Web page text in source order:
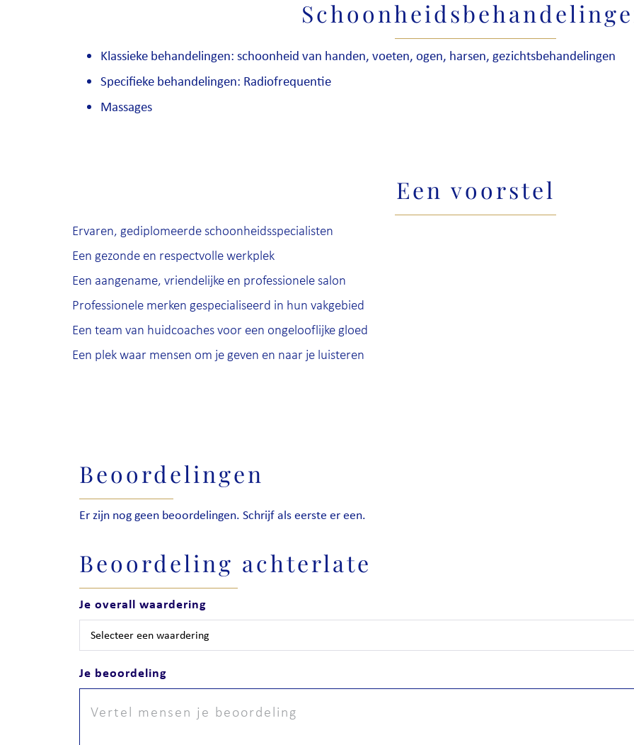
Klassieke behandelingen: schoonheid van handen, voeten, ogen, harsen, gezichtsbehandelingen
Specifieke behandelingen: Radiofrequentie
Massages
Een voorstel
Ervaren, gediplomeerde schoonheidsspecialisten
Een gezonde en respectvolle werkplek
Een aangename, vriendelijke en professionele salon
Professionele merken gespecialiseerd in hun vakgebied
Een team van huidcoaches voor een ongelooflijke gloed
Een plek waar mensen om je geven en naar je luisteren
Beoordelingen
Er zijn nog geen beoordelingen. Schrijf als eerste er een.
Beoordeling achterlate
Je overall waardering
Je beoordeling